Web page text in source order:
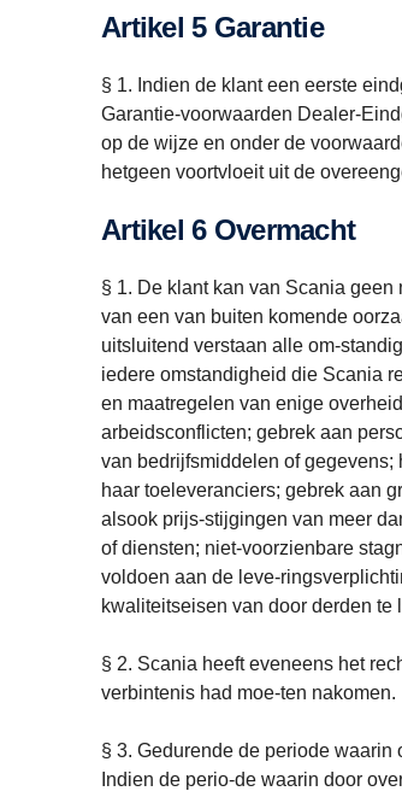
Artikel 5 Garantie
§ 1. Indien de klant een eerste
Garantie-voorwaarden Dealer-
op de wijze en onder de
hetgeen voortvloeit uit de
Artikel 6 Overmacht
§ 1. De klant kan van Scania
van een van buiten komende
uitsluitend verstaan alle om-
iedere omstandigheid die Scania
en maatregelen van enige
arbeidsconflicten; gebrek aan
van bedrijfsmiddelen of
haar toeleveranciers; gebrek aan
alsook prijs-stijgingen van meer
of diensten; niet-voorzienbare
voldoen aan de leve-
kwaliteitseisen van door derden
§ 2. Scania heeft eveneens het
verbintenis had moe-ten nakomen.
§ 3. Gedurende de periode
Indien de perio-de waarin door